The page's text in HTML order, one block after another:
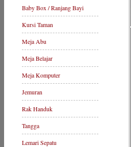
Baby Box / Ranjang Bayi
Kursi Taman
Meja Abu
Meja Belajar
Meja Komputer
Jemuran
Rak Handuk
Tangga
Lemari Sepatu